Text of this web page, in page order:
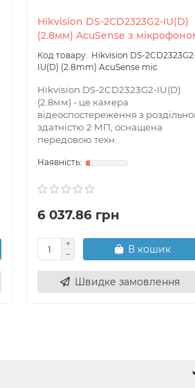
Hikvision DS-2CD2323G2-IU(D)
(2.8мм) AcuSense з
Hikvision DS-
IU(D) (2.8mm) AcuSense mic
Hikvision DS-2CD2323G2-IU(D)
(2.8мм) - це камера
відеоспостереження з
здатністю 2 МП, оснащена
передовою техн..
6 037.86 грн
В кошик
Швидке замовлення